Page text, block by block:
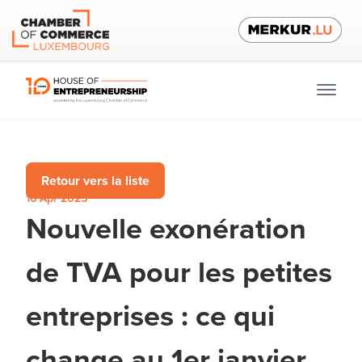
Retour vers la liste
16 Apr 2025
Nouvelle exonération
de TVA pour les petites
entreprises : ce qui